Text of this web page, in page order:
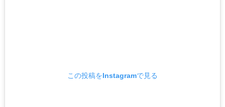
この投稿をInstagramで見る